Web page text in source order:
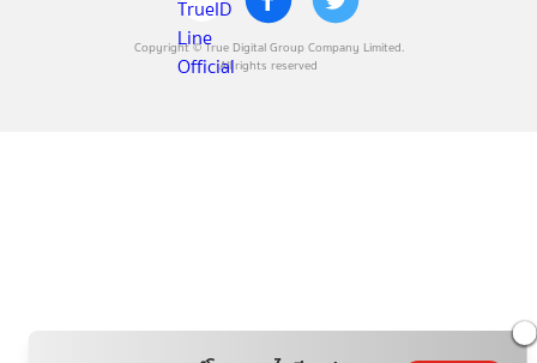
Copyright © True Digital Group Company Limited.
All rights reserved